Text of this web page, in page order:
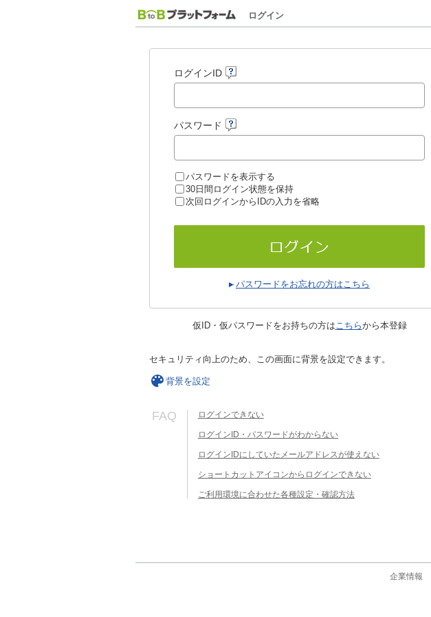
ログイン
ログインID
パスワード
パスワードを表示する
30日間ログイン状態を保持
次回ログインからIDの入力を省略
パスワードをお忘れの方はこちら
仮ID・仮パスワードをお持ちの方はこちらから本登録
セキュリティ向上のため、この画面に背景を設定できます。
背景を設定
FAQ ログインできない
ログインID・パスワードがわからない
ログインIDにしていたメールアドレスが使えない
ショートカットアイコンからログインできない
ご利用環境に合わせた各種設定・確認方法
企業情報